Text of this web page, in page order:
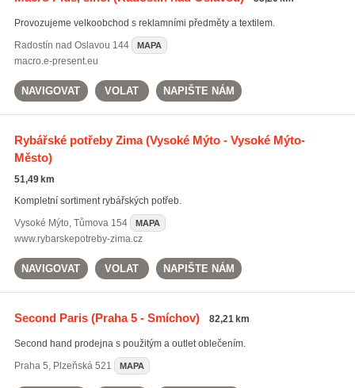
Provozujeme velkoobchod s reklamními předměty a textilem.
Radostín nad Oslavou 144 MAPA
macro.e-present.eu
NAVIGOVAT VOLAT NAPIŠTE NÁM
Rybářské potřeby Zima(Vysoké Mýto - Vysoké Mýto-
Město)
51,49 km
Kompletní sortiment rybářských potřeb.
Vysoké Mýto, Tůmova 154 MAPA
www.rybarskepotreby-zima.cz
NAVIGOVAT VOLAT NAPIŠTE NÁM
Second Paris(Praha 5 - Smíchov) 82,21 km
Second hand prodejna s použitým a outlet oblečením.
Praha 5, Plzeňská 521 MAPA